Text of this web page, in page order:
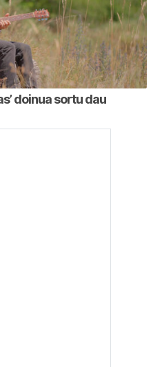
doinua sortu dau